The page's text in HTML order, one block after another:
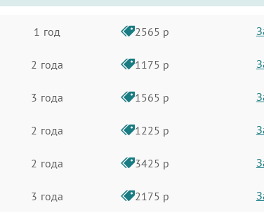
1 год 2565 р
2 года 1175 р
3 года 1565 р
2 года 1225 р
2 года 3425 р
3 года 2175 р